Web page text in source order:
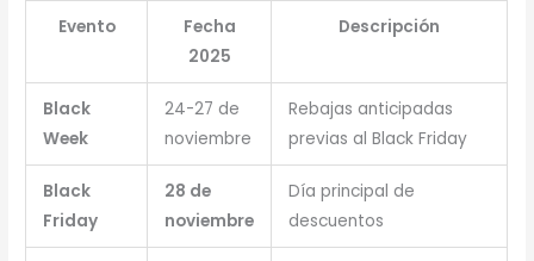
Evento
Fecha
2025
Descripción
Black
Week
24-27 de
noviembre
Rebajas anticipadas
previas al Black Friday
Black
Friday
28 de
noviembre
Día principal de
descuentos